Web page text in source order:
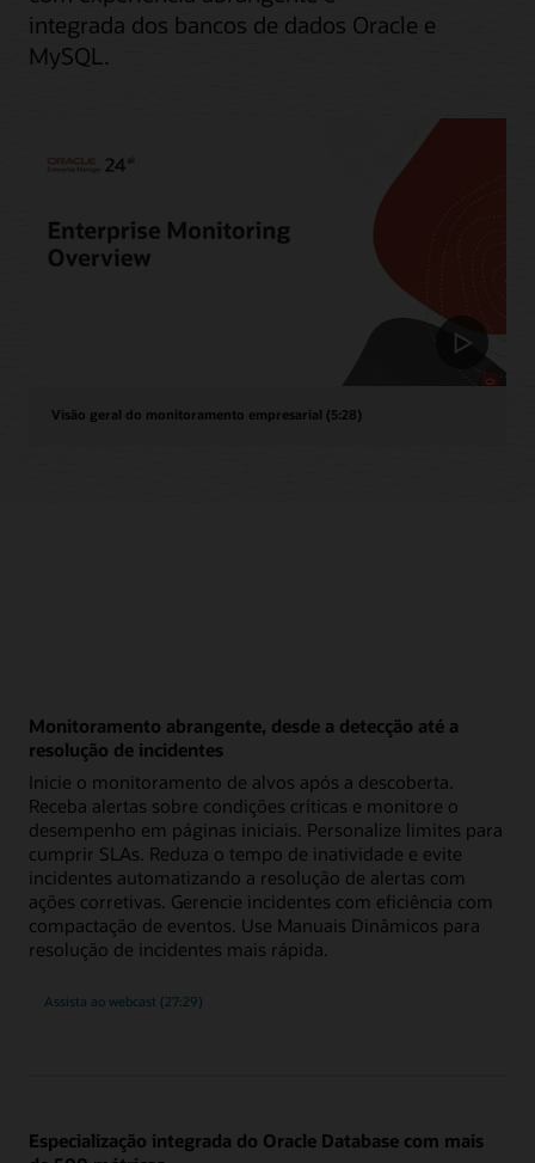
integrada dos bancos de dados Oracle e
MySQL.
Visão geral do monitoramento empresarial (5:28)
Monitoramento abrangente, desde a detecção até a
resolução de incidentes
Inicie o monitoramento de alvos após a descoberta.
Receba alertas sobre condições críticas e monitore o
desempenho em páginas iniciais. Personalize limites para
cumprir SLAs. Reduza o tempo de inatividade e evite
incidentes automatizando a resolução de alertas com
ações corretivas. Gerencie incidentes com eficiência com
compactação de eventos. Use Manuais Dinâmicos para
resolução de incidentes mais rápida.
Assista ao webcast
abrangente
(27:29)
Especialização integrada do Oracle Database com mais